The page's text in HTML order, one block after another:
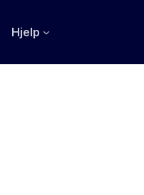
Hjelp